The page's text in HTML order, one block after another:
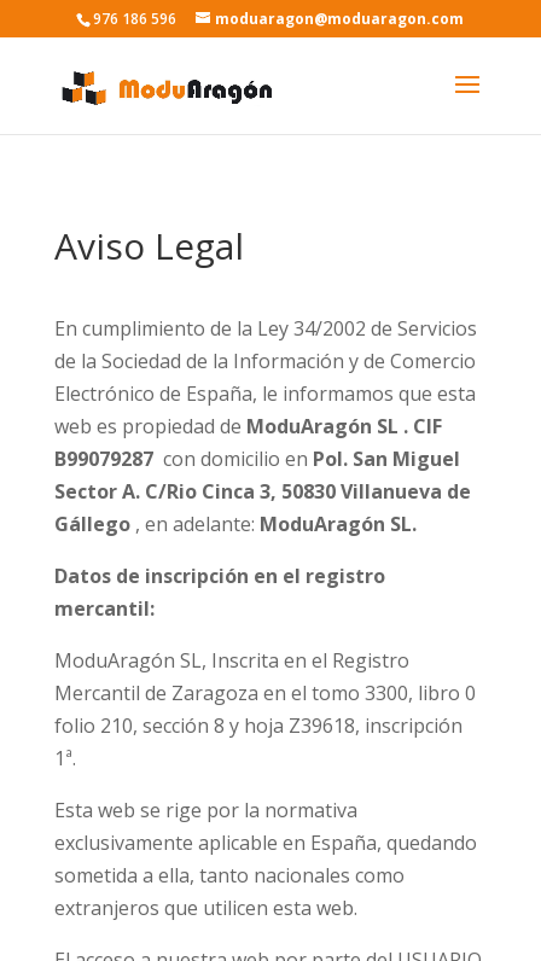
976 186 596 moduaragon@moduaragon.com
Aviso Legal
En cumplimiento de la Ley 34/2002 de Servicios
de la Sociedad de la Información y de Comercio
Electrónico de España, le informamos que esta
web es propiedad de ModuAragón SL . CIF
B99079287 con domicilio en Pol. San Miguel
Sector A. C/Rio Cinca 3, 50830 Villanueva de
Gállego , en adelante: ModuAragón SL.
Datos de inscripción en el registro
mercantil:
ModuAragón SL, Inscrita en el Registro
Mercantil de Zaragoza en el tomo 3300, libro 0
folio 210, sección 8 y hoja Z39618, inscripción
1ª.
Esta web se rige por la normativa
exclusivamente aplicable en España, quedando
sometida a ella, tanto nacionales como
extranjeros que utilicen esta web.